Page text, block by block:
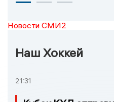
Новости СМИ2
Наш Хоккей
21:31